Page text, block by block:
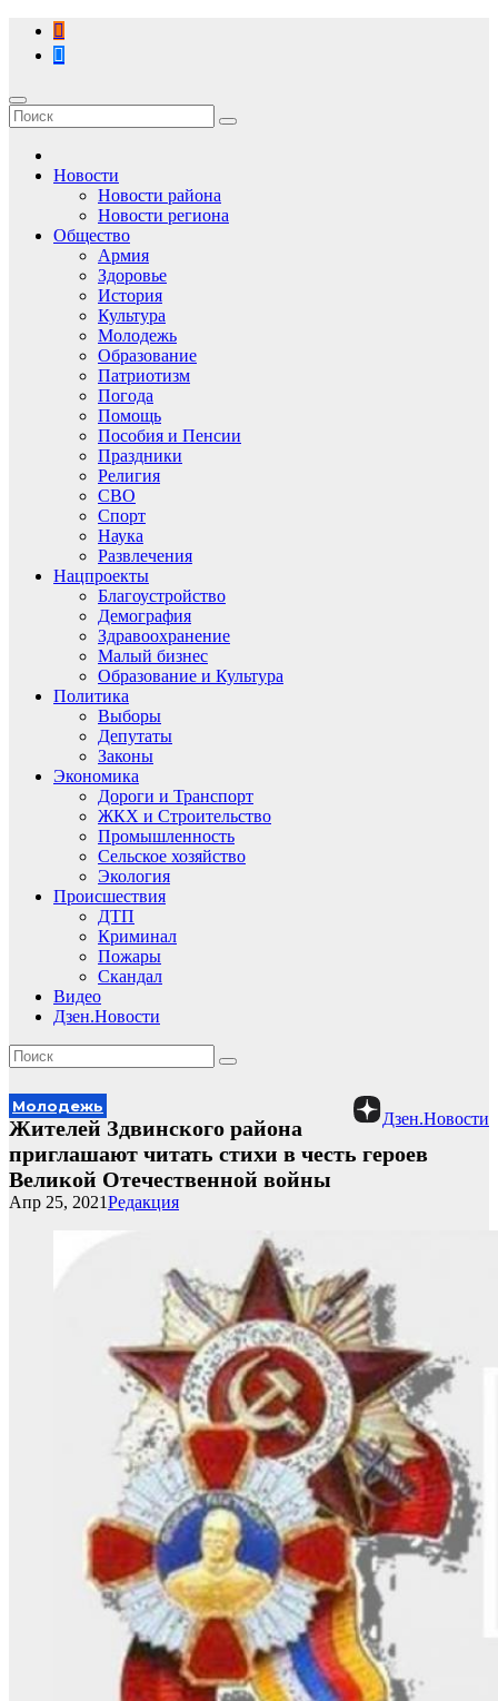
Перейти
содержимому
Новости
Новости района
Новости региона
Общество
Армия
Здоровье
История
Культура
Молодежь
Образование
Патриотизм
Погода
Помощь
Пособия и Пенсии
Праздники
Религия
СВО
Спорт
Наука
Развлечения
Нацпроекты
Благоустройство
Демография
Здравоохранение
Малый бизнес
Образование и Культура
Политика
Выборы
Депутаты
Законы
Экономика
Дороги и Транспорт
ЖКХ и Строительство
Промышленность
Сельское хозяйство
Экология
Происшествия
ДТП
Криминал
Пожары
Скандал
Видео
Дзен.Новости
Дзен.Новости
Молодежь
Жителей Здвинского района
приглашают читать стихи в честь героев
Великой Отечественной войны
Редакция
Апр 25, 2021